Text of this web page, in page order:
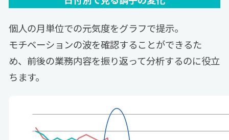
個人の月単位での元気度をグラフで提示。
モチベーションの波を確認することができるた
め、 前後の業務内容を振り返って分析するのに役立
ちます。